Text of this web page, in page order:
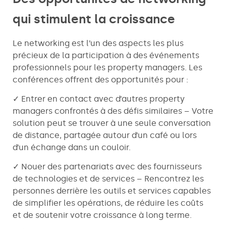
qui stimulent la croissance
Le networking est l’un des aspects les plus
précieux de la participation à des événements
professionnels pour les property managers. Les
conférences offrent des opportunités pour :
✓ Entrer en contact avec d’autres property
managers confrontés à des défis similaires – Votre
solution peut se trouver à une seule conversation
de distance, partagée autour d’un café ou lors
d’un échange dans un couloir.
✓ Nouer des partenariats avec des fournisseurs
de technologies et de services – Rencontrez les
personnes derrière les outils et services capables
de simplifier les opérations, de réduire les coûts
et de soutenir votre croissance à long terme.